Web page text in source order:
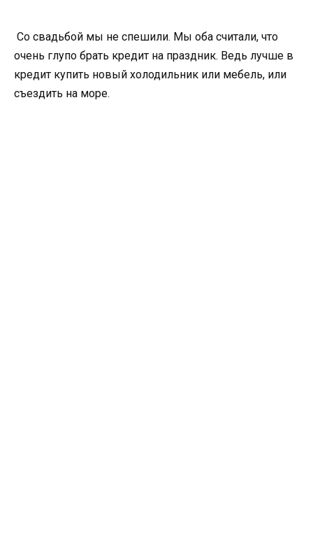
Со свадьбой мы не спешили. Мы оба считали, что
очень глупо брать кредит на праздник. Ведь лучше в
кредит купить новый холодильник или мебель, или
съездить на море.